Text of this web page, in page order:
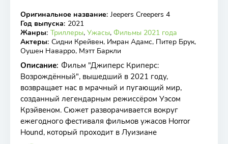
BDRip
Оригинальное название: Jeepers Creepers 4
Год выпуска: 2021
Жанры: Триллеры, Ужасы, Фильмы 2021 года
Актеры: Сидни Крейвен, Имран Адамс, Питер Брук,
Оушен Наварро, Мэтт Баркли
Описание: Фильм "Джиперс Криперс:
Возрождённый", вышедший в 2021 году,
возвращает нас в мрачный и пугающий мир,
созданный легендарным режиссёром Уэсом
Крэйвеном. Сюжет разворачивается вокруг
ежегодного фестиваля фильмов ужасов Horror
Hound, который проходит в Луизиане